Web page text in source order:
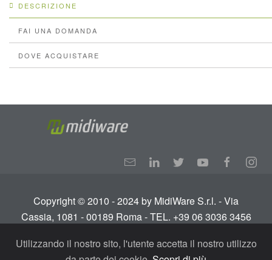
DESCRIZIONE
FAI UNA DOMANDA
DOVE ACQUISTARE
Copyright © 2010 - 2024 by MidiWare S.r.l. - Via
Cassia, 1081 - 00189 Roma - TEL. +39 06 3036 3456
Tutti i diritti riservati.Termini e condizioni-Privacy
Utilizzando il nostro sito, l'utente accetta il nostro utilizzo